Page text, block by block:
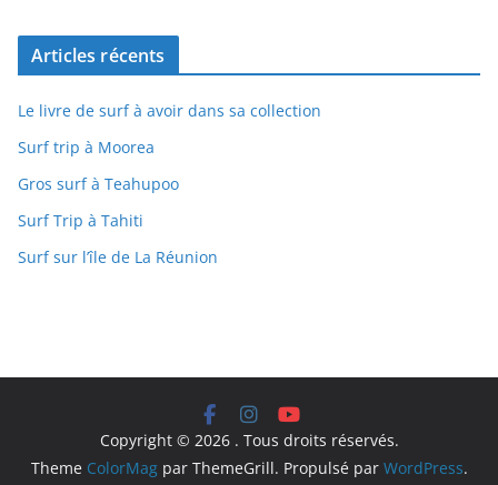
Articles récents
Le livre de surf à avoir dans sa collection
Surf trip à Moorea
Gros surf à Teahupoo
Surf Trip à Tahiti
Surf sur l’île de La Réunion
Copyright © 2026 . Tous droits réservés.
Theme ColorMagpar ThemeGrill. Propulsé par WordPress.